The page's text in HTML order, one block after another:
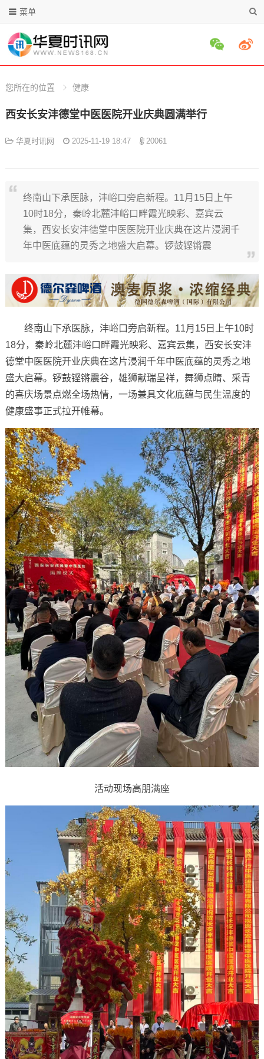
菜单
您所在的位置 健康
西安长安沣德堂中医医院开业庆典圆满举行
华夏时讯网 2025-11-19 18:47 20061
终南山下承医脉，沣峪口旁启新程。11月15日上午
10时18分，秦岭北麓沣峪口畔霞光映彩、嘉宾云
集，西安长安沣德堂中医医院开业庆典在这片浸润千
年中医底蕴的灵秀之地盛大启幕。锣鼓铿锵震
终南山下承医脉，沣峪口旁启新程。11月15日上午10时
18分，秦岭北麓沣峪口畔霞光映彩、嘉宾云集，西安长安沣
德堂中医医院开业庆典在这片浸润千年中医底蕴的灵秀之地
盛大启幕。锣鼓铿锵震谷，雄狮献瑞呈祥，舞狮点睛、采青
的喜庆场景点燃全场热情，一场兼具文化底蕴与民生温度的
健康盛事正式拉开帷幕。
活动现场高朋满座